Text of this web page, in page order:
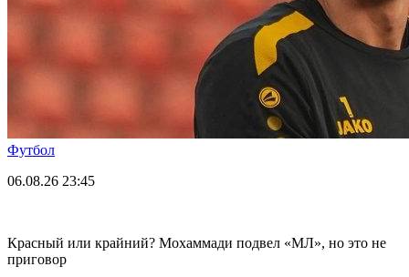
Футбол
06.08.26 23:45
Красный или крайний? Мохаммади подвел «МЛ», но это не
приговор